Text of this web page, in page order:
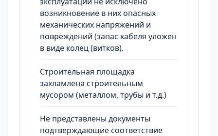
возникновение в них опасных
механических напряжений и
повреждений (запас кабеля уложен
в виде колец (витков).
Строительная площадка
захламлена строительным
мусором (металлом, трубы и т.д.)
Не представлены документы
подтверждающие соответствие